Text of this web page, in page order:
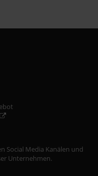
Social Media Kanälen und
Unternehmen.